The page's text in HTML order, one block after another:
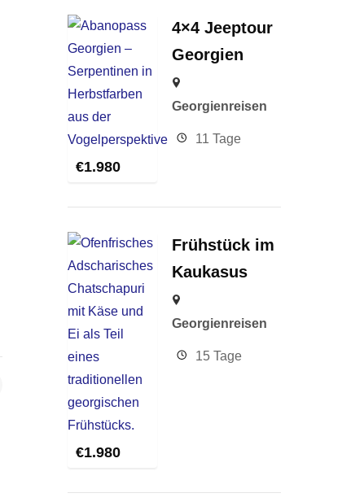
€1.980
4×4 Jeeptour
Georgien
Georgienreisen
11 Tage
€1.980
Frühstück im
Kaukasus
Georgienreisen
15 Tage